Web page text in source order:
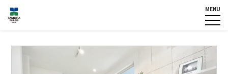
MENU
トップメッセージ